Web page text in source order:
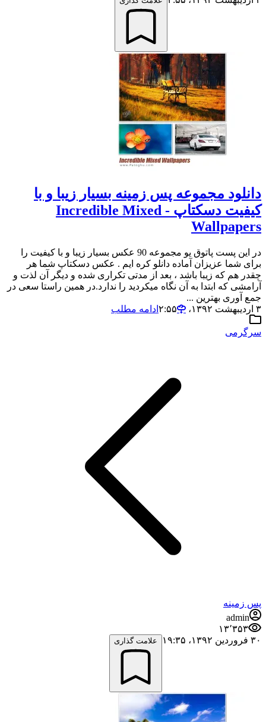
دانلود مجموعه پس زمینه بسیار زیبا و با
کیفیت دسکتاپ - Incredible Mixed
Wallpapers
در این پست پاتوق یو مجموعه 90 عکس بسیار زیبا و با کیفیت را
برای شما عزیزان آماده دانلو کره ایم . عکس دسکتاپ شما هر
چقدر هم که زیبا باشد ، بعد از مدتی تکراری شده و دیگر آن لذت و
آرامشی که ابتدا به آن نگاه میکردید را ندارد.در همین راستا سعی در
جمع آوری بهترین ...
۳ اردیبهشت ۱۳۹۲،‏ ۲:۵۵
ادامه مطلب
سرگرمی
پس زمینه
admin
۱۳٬۳۵۳
۳۰ فروردین ۱۳۹۲،‏ ۱۹:۳۵
علامت گذاری